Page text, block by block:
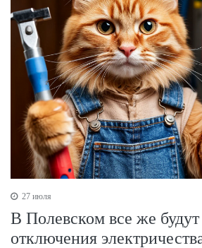
27 июля
В Полевском все же
отключения